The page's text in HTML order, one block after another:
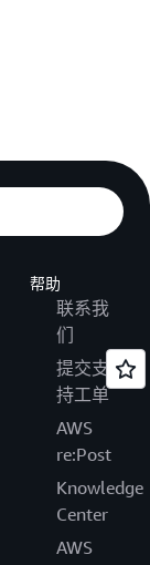
帮助
联系我
们
提交支
持工单
AWS
re:Post
Knowledge
Center
AWS